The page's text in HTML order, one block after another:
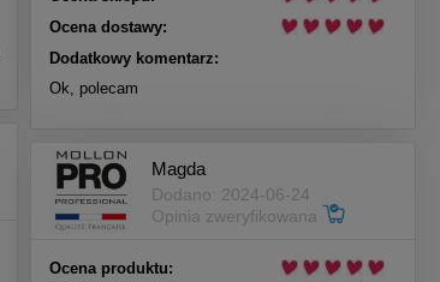
Ocena dostawy:
Dodatkowy komentarz:
Ok, polecam
Magda
Dodano: 2024-06-24
Opinia zweryfikowana
Ocena produktu: